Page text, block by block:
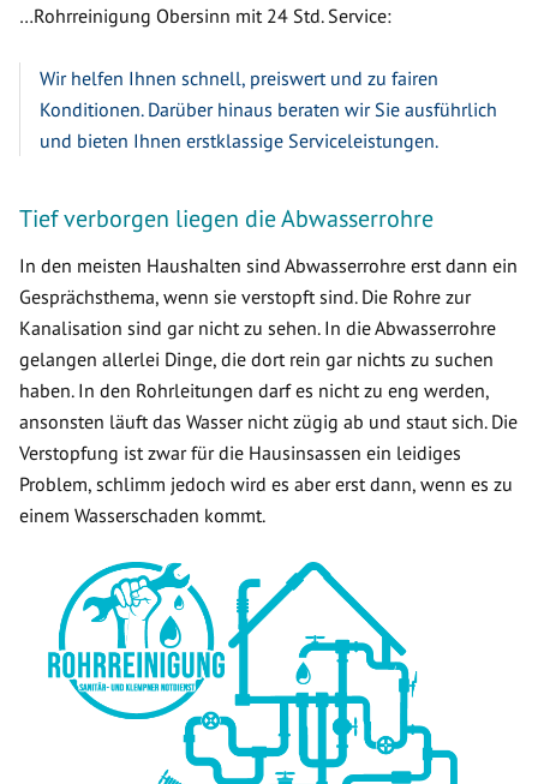
…Rohrreinigung Obersinn mit 24 Std. Service:
Wir helfen Ihnen schnell, preiswert und zu fairen
Konditionen. Darüber hinaus beraten wir Sie ausführlich
und bieten Ihnen erstklassige Serviceleistungen.
Tief verborgen liegen die Abwasserrohre
In den meisten Haushalten sind Abwasserrohre erst dann ein
Gesprächsthema, wenn sie verstopft sind. Die Rohre zur
Kanalisation sind gar nicht zu sehen. In die Abwasserrohre
gelangen allerlei Dinge, die dort rein gar nichts zu suchen
haben. In den Rohrleitungen darf es nicht zu eng werden,
ansonsten läuft das Wasser nicht zügig ab und staut sich. Die
Verstopfung ist zwar für die Hausinsassen ein leidiges
Problem, schlimm jedoch wird es aber erst dann, wenn es zu
einem Wasserschaden kommt.